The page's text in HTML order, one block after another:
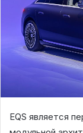
EQS является